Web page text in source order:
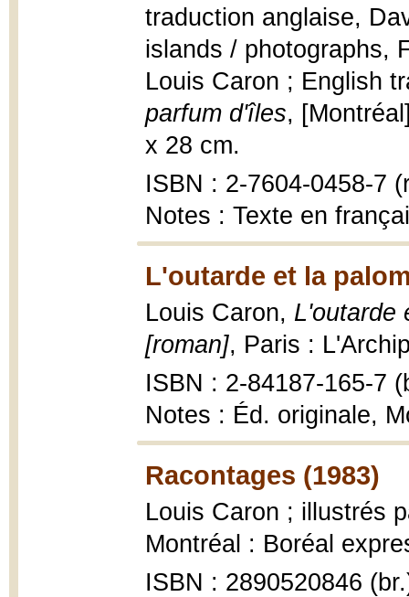
traduction anglaise,
islands / photographs,
Louis Caron ; English
parfum d'îles,
x 28 cm.
ISBN : 2-7604-0458-7
Notes : Texte en
L'outarde et la
Louis Caron, L'outarde
[roman], Paris :
ISBN : 2-84187-165-7
Notes : Éd. originale,
Racontages (1983)
Louis Caron ; illustrés
Montréal : Boréal
ISBN : 2890520846